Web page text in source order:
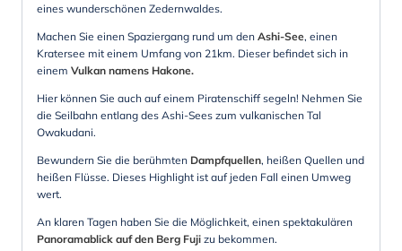
eines wunderschönen Zedernwaldes.
Machen Sie einen Spaziergang rund um den Ashi-See, einen
Kratersee mit einem Umfang von 21km. Dieser befindet sich in
einem Vulkan namens Hakone.
Hier können Sie auch auf einem Piratenschiff segeln! Nehmen Sie
die Seilbahn entlang des Ashi-Sees zum vulkanischen Tal
Owakudani.
Bewundern Sie die berühmten Dampfquellen, heißen Quellen und
heißen Flüsse. Dieses Highlight ist auf jeden Fall einen Umweg
wert.
An klaren Tagen haben Sie die Möglichkeit, einen spektakulären
Panoramablick auf den Berg Fuji zu bekommen.